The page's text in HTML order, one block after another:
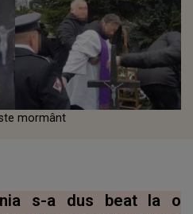
mormânt
s-a dus beat la o